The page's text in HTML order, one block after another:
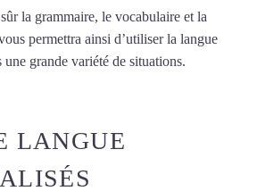
la grammaire, le vocabulaire et la
permettra ainsi d’utiliser la langue
grande variété de situations.
LANGUE